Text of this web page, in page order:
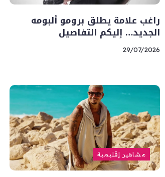
راغب علامة يطلق برومو ألبومه
الجديد… إليكم التفاصيل
29/07/2026
مشاهير إقليمية